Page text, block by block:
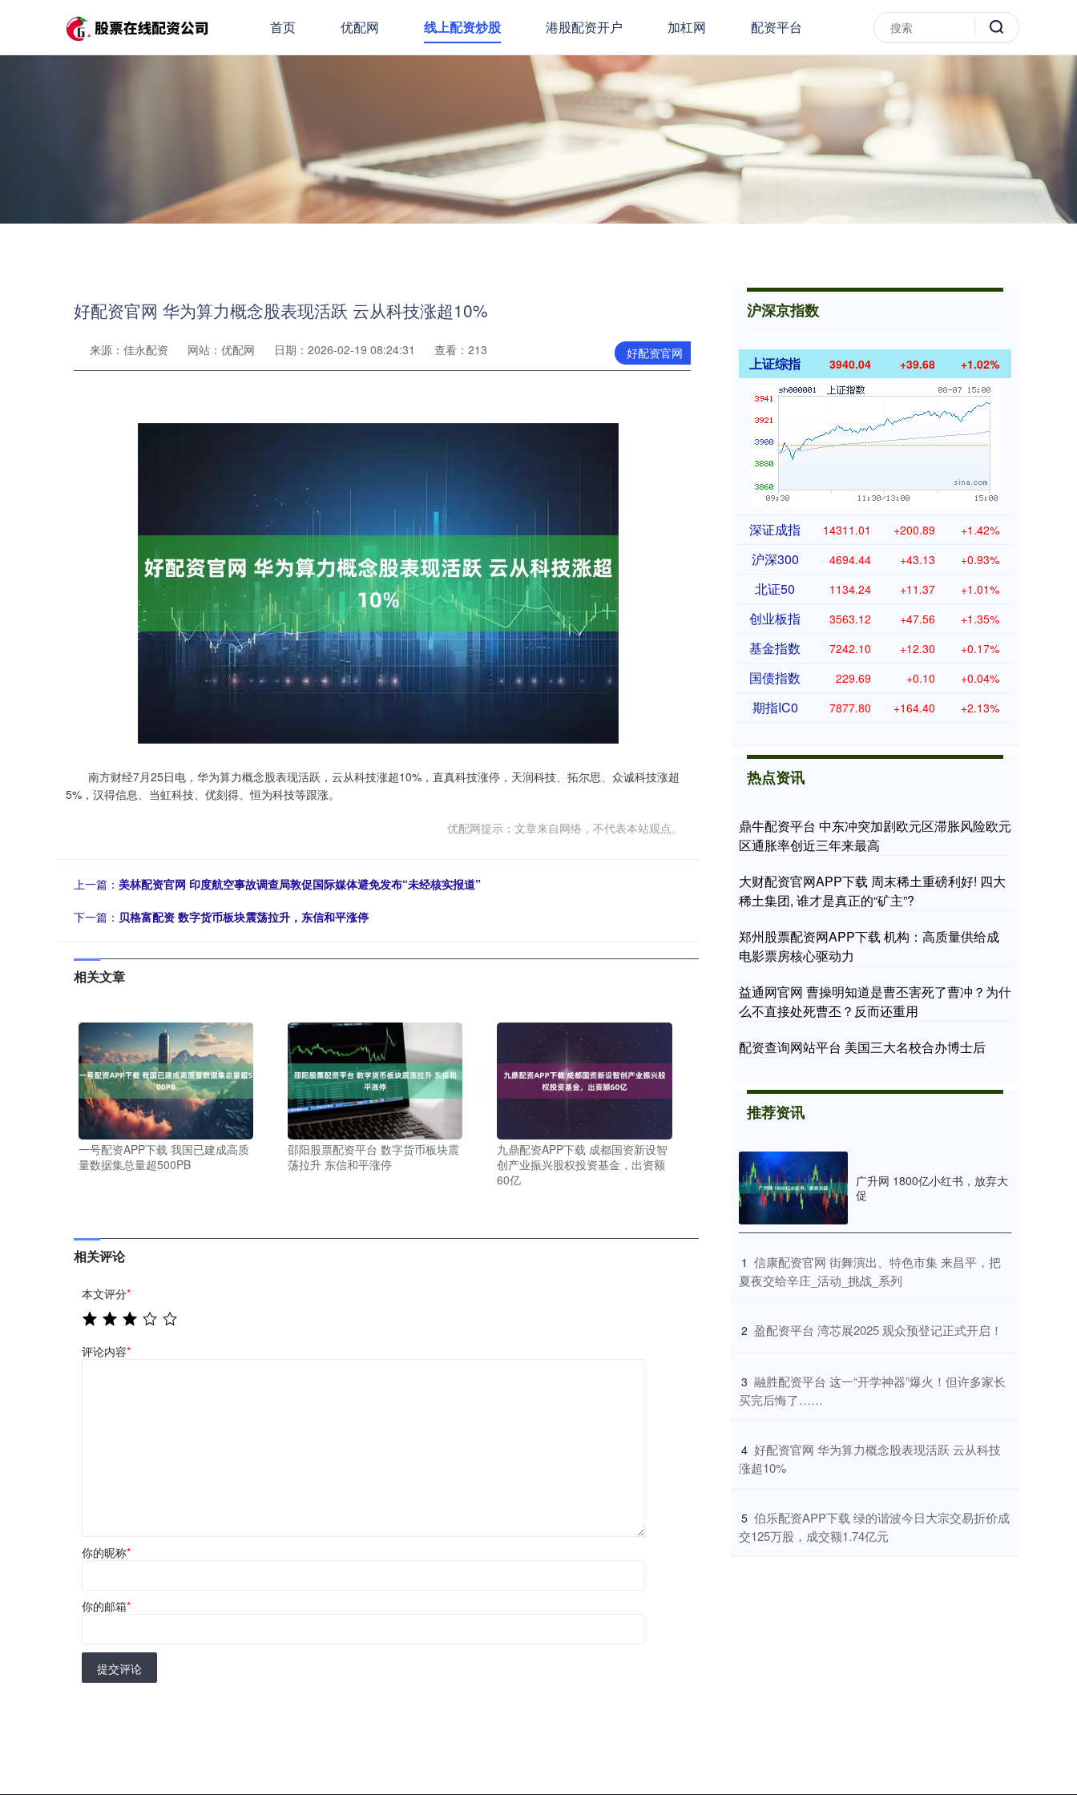
首页 优配网 线上配资炒股 港股配资开户 加杠网 配资平台
好配资官网 华为算力概念股表现活跃 云从科技涨超10%
好配资官网
来源：佳永配资 网站：优配网 日期：2026-02-19 08:24:31 查看：213
南方财经7月25日电，华为算力概念股表现活跃，云从科技涨超10%，直真科技涨停，天润科技、拓尔思、众诚科技涨超
5%，汉得信息、当虹科技、优刻得、恒为科技等跟涨。
优配网提示：文章来自网络，不代表本站观点。
上一篇： 美林配资官网 印度航空事故调查局敦促国际媒体避免发布“未经核实报道”
下一篇： 贝格富配资 数字货币板块震荡拉升，东信和平涨停
相关文章
一号配资APP下载 我国已建成高质
量数据集总量超500PB
邵阳股票配资平台 数字货币板块震
荡拉升 东信和平涨停
九鼎配资APP下载 成都国资新设智
创产业振兴股权投资基金，出资额
60亿
相关评论
本文评分*
评论内容*
你的昵称*
你的邮箱*
提交评论
沪深京指数
上证综指 3940.04 +39.68 +1.02%
深证成指 14311.01 +200.89 +1.42%
沪深300 4694.44 +43.13 +0.93%
北证50 1134.24 +11.37 +1.01%
创业板指 3563.12 +47.56 +1.35%
基金指数 7242.10 +12.30 +0.17%
国债指数 229.69 +0.10 +0.04%
期指IC0 7877.80 +164.40 +2.13%
热点资讯
鼎牛配资平台 中东冲突加剧欧元区滞胀风险欧元
区通胀率创近三年来最高
大财配资官网APP下载 周末稀土重磅利好! 四大
稀土集团, 谁才是真正的“矿主”?
郑州股票配资网APP下载 机构：高质量供给成
电影票房核心驱动力
益通网官网 曹操明知道是曹丕害死了曹冲？为什
么不直接处死曹丕？反而还重用
配资查询网站平台 美国三大名校合办博士后
推荐资讯
广升网 1800亿小红书，放弃大
促
1 ​信康配资官网 街舞演出、特色市集 来昌平，把
夏夜交给辛庄_活动_挑战_系列
2 ​盈配资平台 湾芯展2025 观众预登记正式开启！
3 ​融胜配资平台 这一“开学神器”爆火！但许多家长
买完后悔了……
4 ​好配资官网 华为算力概念股表现活跃 云从科技
涨超10%
5 ​伯乐配资APP下载 绿的谐波今日大宗交易折价成
交125万股，成交额1.74亿元